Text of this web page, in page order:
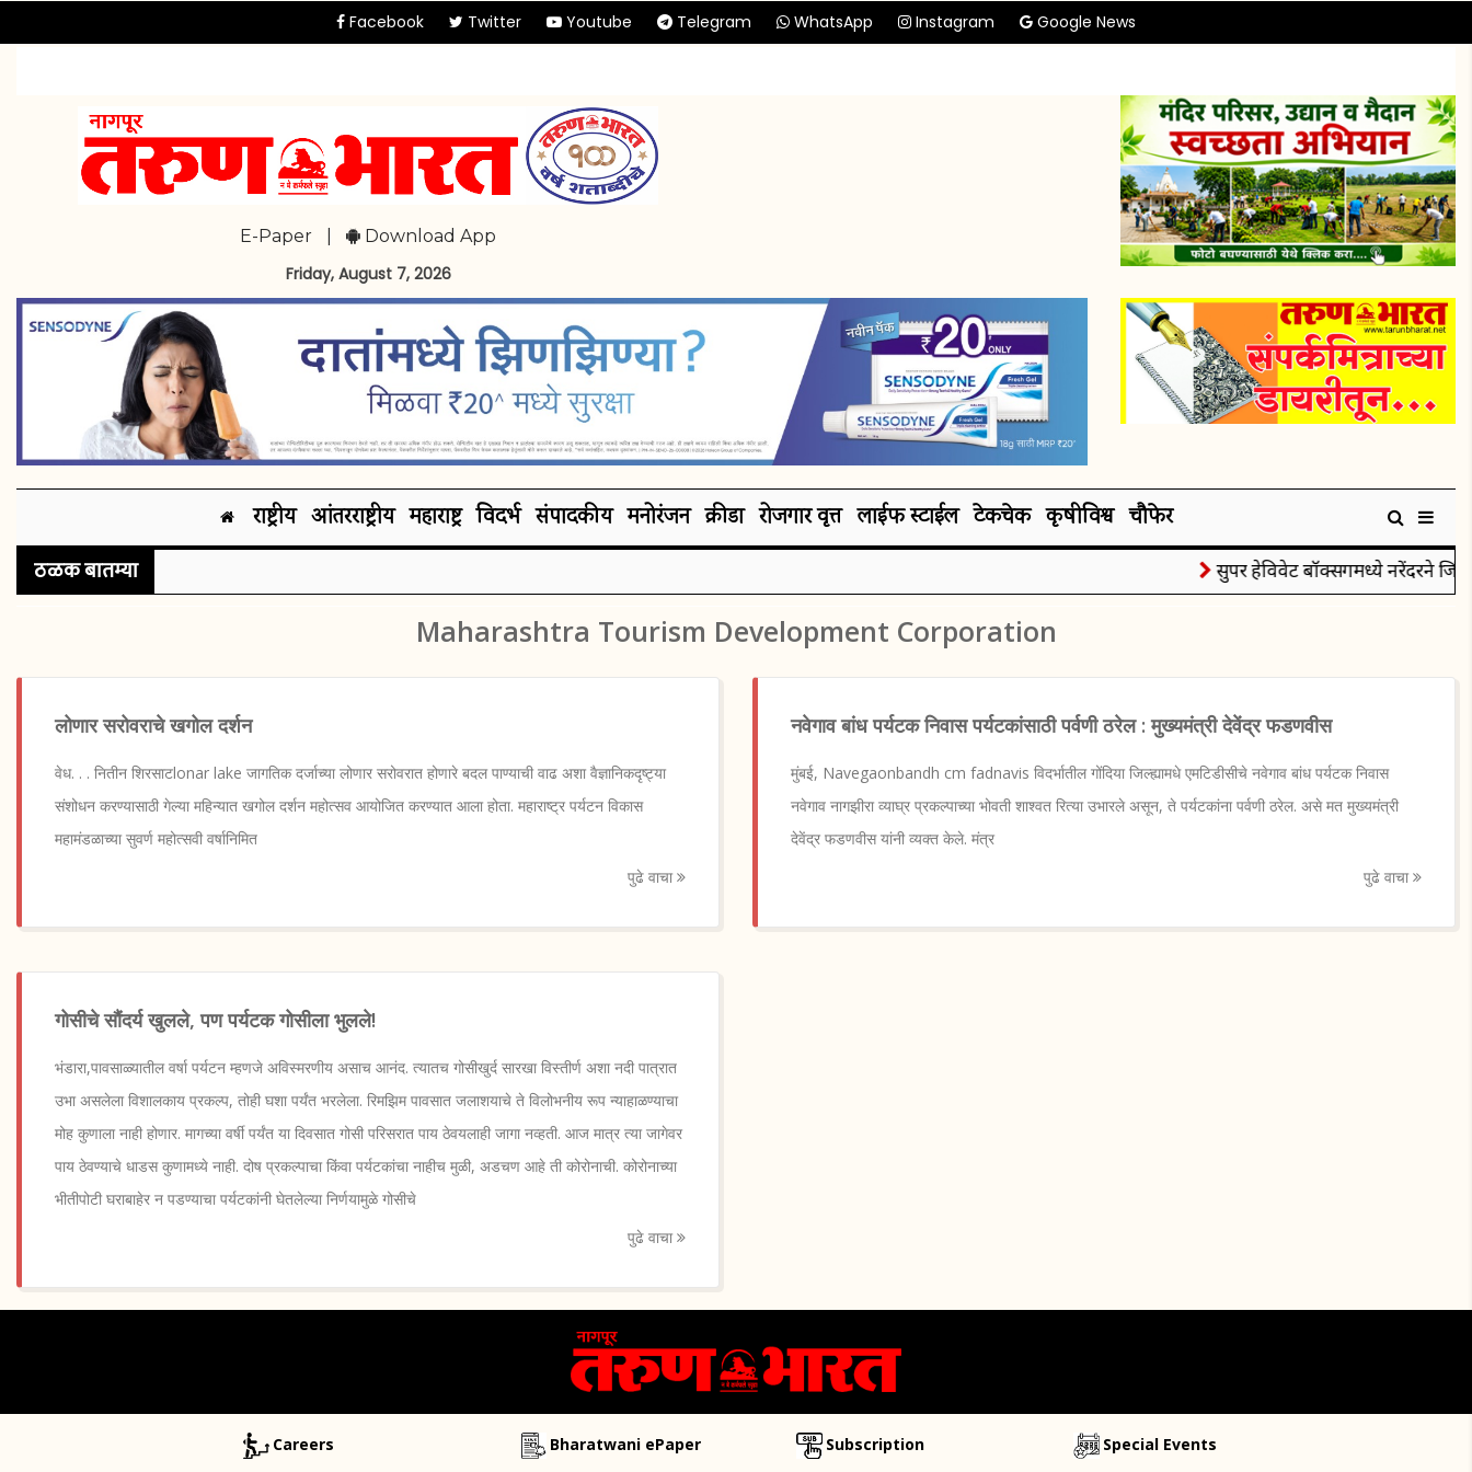
Facebook Twitter Youtube Telegram WhatsApp Instagram Google News
E-Paper Download App
Friday, August 7, 2026
राष्ट्रीय आंतरराष्ट्रीय महाराष्ट्र विदर्भ संपादकीय मनोरंजन क्रीडा रोजगार वृत्त लाईफ स्टाईल टेकचेक कृषीविश्व चौफेर
ठळक बातम्या सुपर हेविवेट बॉक्सिंगमध्ये नरेंदरने जिंकले
Maharashtra Tourism Development Corporation
लोणार सरोवराचे खगोल दर्शन
वेध. . . नितीन शिरसाटlonar lake जागतिक दर्जाच्या लोणार सरोवरात होणारे बदल पाण्याची वाढ अशा वैज्ञानिकदृष्ट्या
संशोधन करण्यासाठी गेल्या महिन्यात खगोल दर्शन महोत्सव आयोजित करण्यात आला होता. महाराष्ट्र पर्यटन विकास
महामंडळाच्या सुवर्ण महोत्सवी वर्षानिमित
पुढे वाचा
नवेगाव बांध पर्यटक निवास पर्यटकांसाठी पर्वणी ठरेल : मुख्यमंत्री देवेंद्र फडणवीस
मुंबई, Navegaonbandh cm fadnavis विदर्भातील गोंदिया जिल्ह्यामधे एमटिडीसीचे नवेगाव बांध पर्यटक निवास
नवेगाव नागझीरा व्याघ्र प्रकल्पाच्या भोवती शाश्वत रित्या उभारले असून, ते पर्यटकांना पर्वणी ठरेल. असे मत मुख्यमंत्री
देवेंद्र फडणवीस यांनी व्यक्त केले. मंत्र
पुढे वाचा
गोसीचे सौंदर्य खुलले, पण पर्यटक गोसीला भुलले!
भंडारा,पावसाळ्यातील वर्षा पर्यटन म्हणजे अविस्मरणीय असाच आनंद. त्यातच गोसीखुर्द सारखा विस्तीर्ण अशा नदी पात्रात
उभा असलेला विशालकाय प्रकल्प, तोही घशा पर्यंत भरलेला. रिमझिम पावसात जलाशयाचे ते विलोभनीय रूप न्याहाळण्याचा
मोह कुणाला नाही होणार. मागच्या वर्षी पर्यंत या दिवसात गोसी परिसरात पाय ठेवयलाही जागा नव्हती. आज मात्र त्या जागेवर
पाय ठेवण्याचे धाडस कुणामध्ये नाही. दोष प्रकल्पाचा किंवा पर्यटकांचा नाहीच मुळी, अडचण आहे ती कोरोनाची. कोरोनाच्या
भीतीपोटी घराबाहेर न पडण्याचा पर्यटकांनी घेतलेल्या निर्णयामुळे गोसीचे
पुढे वाचा
Careers Bharatwani ePaper Subscription Special Events